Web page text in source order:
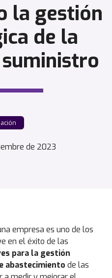
la gestión
de la
de 2023
empresa es uno de los
en el éxito de las
para la gestión
abastecimiento de las